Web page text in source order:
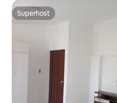
Superhost
Superhost